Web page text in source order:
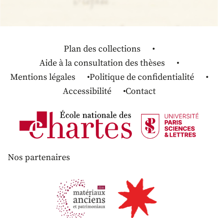
Plan des collections
Aide à la consultation des thèses
Mentions légales
Politique de confidentialité
Accessibilité
Contact
Nos partenaires